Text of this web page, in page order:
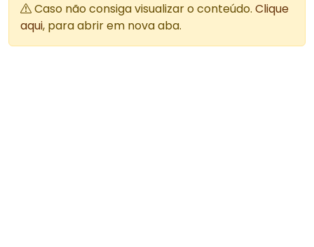
Caso não consiga visualizar o conteúdo. Clique
aqui, para abrir em nova aba.